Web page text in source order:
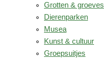
Grotten & groeves
Dierenparken
Musea
Kunst & cultuur
Groepsuitjes